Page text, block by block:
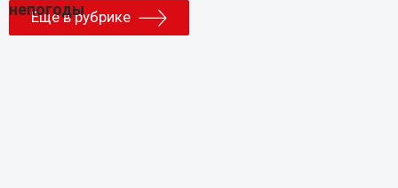
Еще в рубрике